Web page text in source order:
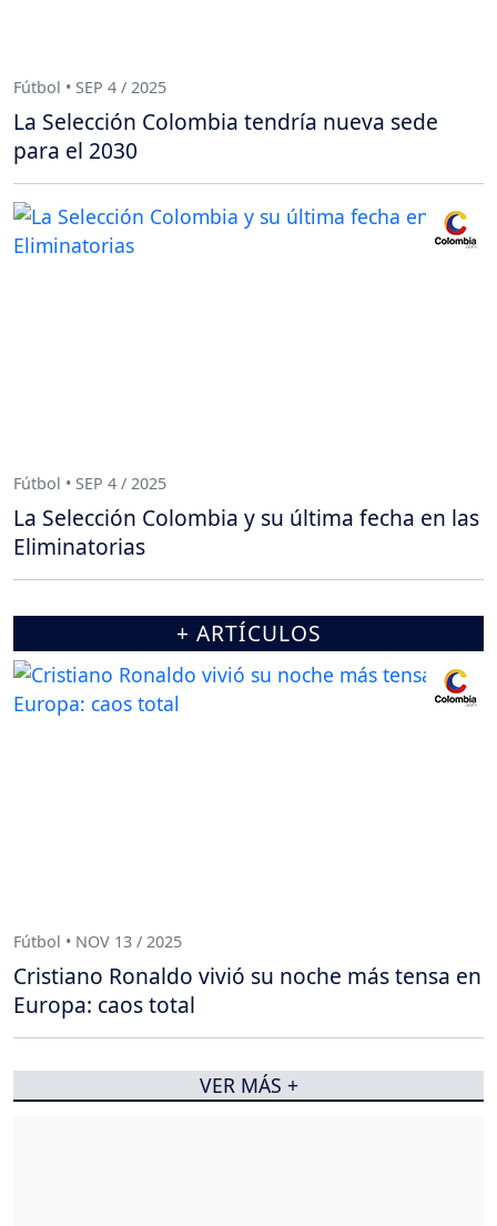
Fútbol • SEP 4 / 2025
La Selección Colombia tendría nueva sede
para el 2030
Fútbol • SEP 4 / 2025
La Selección Colombia y su última fecha en las
Eliminatorias
+ ARTÍCULOS
Fútbol • NOV 13 / 2025
Cristiano Ronaldo vivió su noche más tensa en
Europa: caos total
VER MÁS +